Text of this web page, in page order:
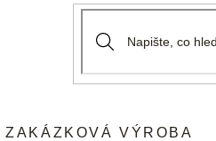
ZAKÁZKOVÁ VÝROBA